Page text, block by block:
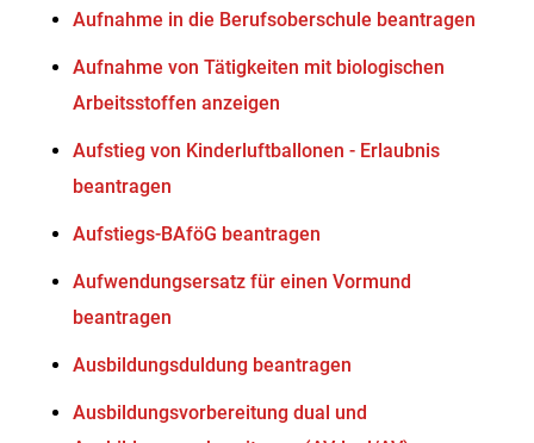
Aufnahme in die Berufsoberschule beantragen
Aufnahme von Tätigkeiten mit biologischen
Arbeitsstoffen anzeigen
Aufstieg von Kinderluftballonen - Erlaubnis
beantragen
Aufstiegs-BAföG beantragen
Aufwendungsersatz für einen Vormund
beantragen
Ausbildungsduldung beantragen
Ausbildungsvorbereitung dual und